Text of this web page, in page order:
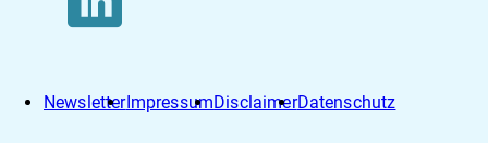
NewsletterImpressumDisclaimerDatenschutz